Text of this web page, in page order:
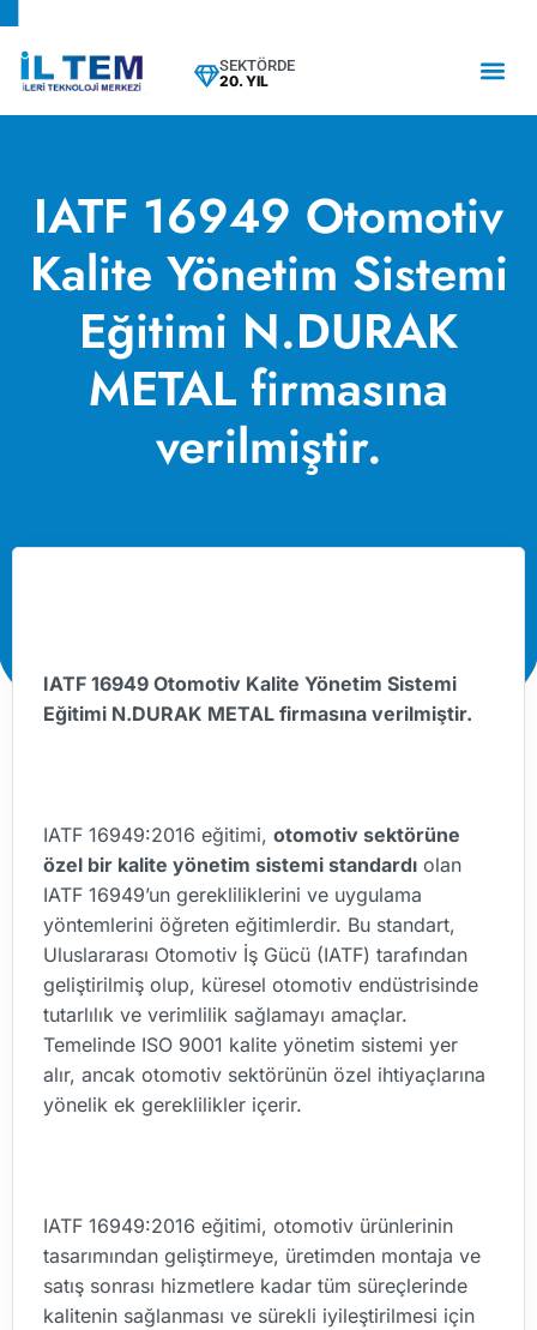
SEKTÖRDE
20. YIL
IATF 16949 Otomotiv
Kalite Yönetim Sistemi
Eğitimi N.DURAK
METAL firmasına
verilmiştir.
IATF 16949 Otomotiv Kalite Yönetim Sistemi
Eğitimi N.DURAK METAL firmasına verilmiştir.
IATF 16949:2016 eğitimi, otomotiv sektörüne
özel bir kalite yönetim sistemi standardı olan
IATF 16949’un gerekliliklerini ve uygulama
yöntemlerini öğreten eğitimlerdir. Bu standart,
Uluslararası Otomotiv İş Gücü (IATF) tarafından
geliştirilmiş olup, küresel otomotiv endüstrisinde
tutarlılık ve verimlilik sağlamayı amaçlar.
Temelinde ISO 9001 kalite yönetim sistemi yer
alır, ancak otomotiv sektörünün özel ihtiyaçlarına
yönelik ek gereklilikler içerir.
IATF 16949:2016 eğitimi, otomotiv ürünlerinin
tasarımından geliştirmeye, üretimden montaja ve
satış sonrası hizmetlere kadar tüm süreçlerinde
kalitenin sağlanması ve sürekli iyileştirilmesi için